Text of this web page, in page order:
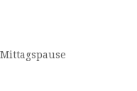
Mittagspause